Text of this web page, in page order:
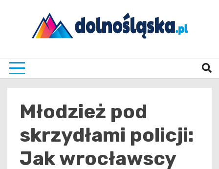
Młodzież pod
skrzydłami policji:
Jak wrocławscy